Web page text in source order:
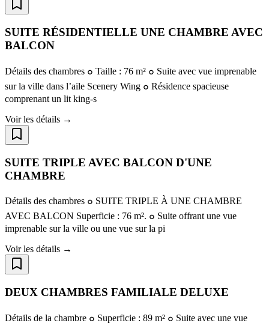
SUITE RÉSIDENTIELLE UNE CHAMBRE AVEC
BALCON
Détails des chambres ๐ Taille : 76 m² ๐ Suite avec vue imprenable
sur la ville dans l’aile Scenery Wing ๐ Résidence spacieuse
comprenant un lit king-s
Voir les détails →
SUITE TRIPLE AVEC BALCON D'UNE
CHAMBRE
Détails des chambres ๐ SUITE TRIPLE À UNE CHAMBRE
AVEC BALCON Superficie : 76 m². ๐ Suite offrant une vue
imprenable sur la ville ou une vue sur la pi
Voir les détails →
DEUX CHAMBRES FAMILIALE DELUXE
Détails de la chambre ๐ Superficie : 89 m² ๐ Suite avec une vue